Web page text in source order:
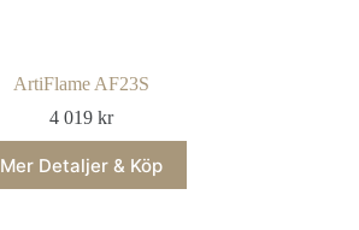
ArtiFlame AF23S
4 019 kr
Mer Detaljer & Köp